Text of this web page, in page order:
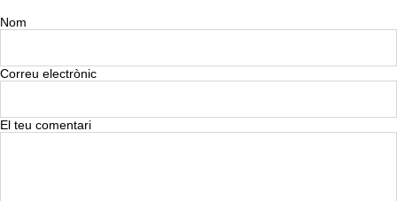
Nom
Correu electrònic
El teu comentari